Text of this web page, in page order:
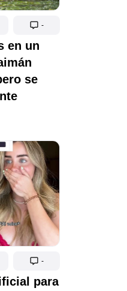
-
en un
se
-
para